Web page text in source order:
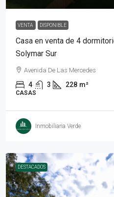
VENTA DISPONIBLE
Casa en venta de 4
Solymar Sur
Avenida De Las Mercedes
4 3 228 m²
CASAS
Inmobiliaria Verde
DESTACADOS